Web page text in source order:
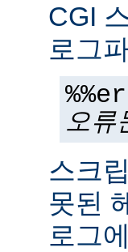
CGI
로그
오류
스크
못된
로그